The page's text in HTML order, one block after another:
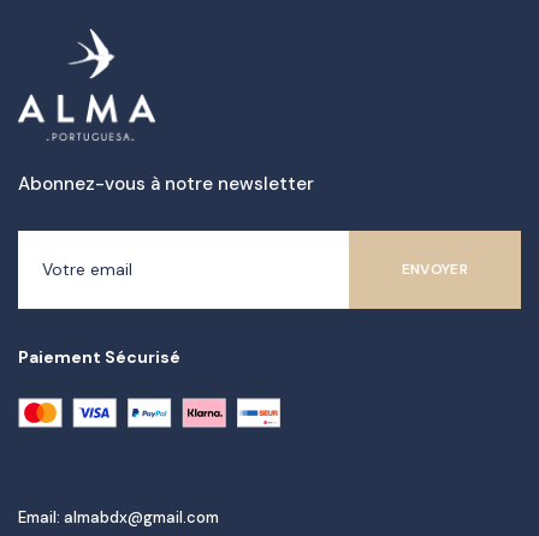
Abonnez-vous à notre newsletter
Paiement Sécurisé
Email: almabdx@gmail.com